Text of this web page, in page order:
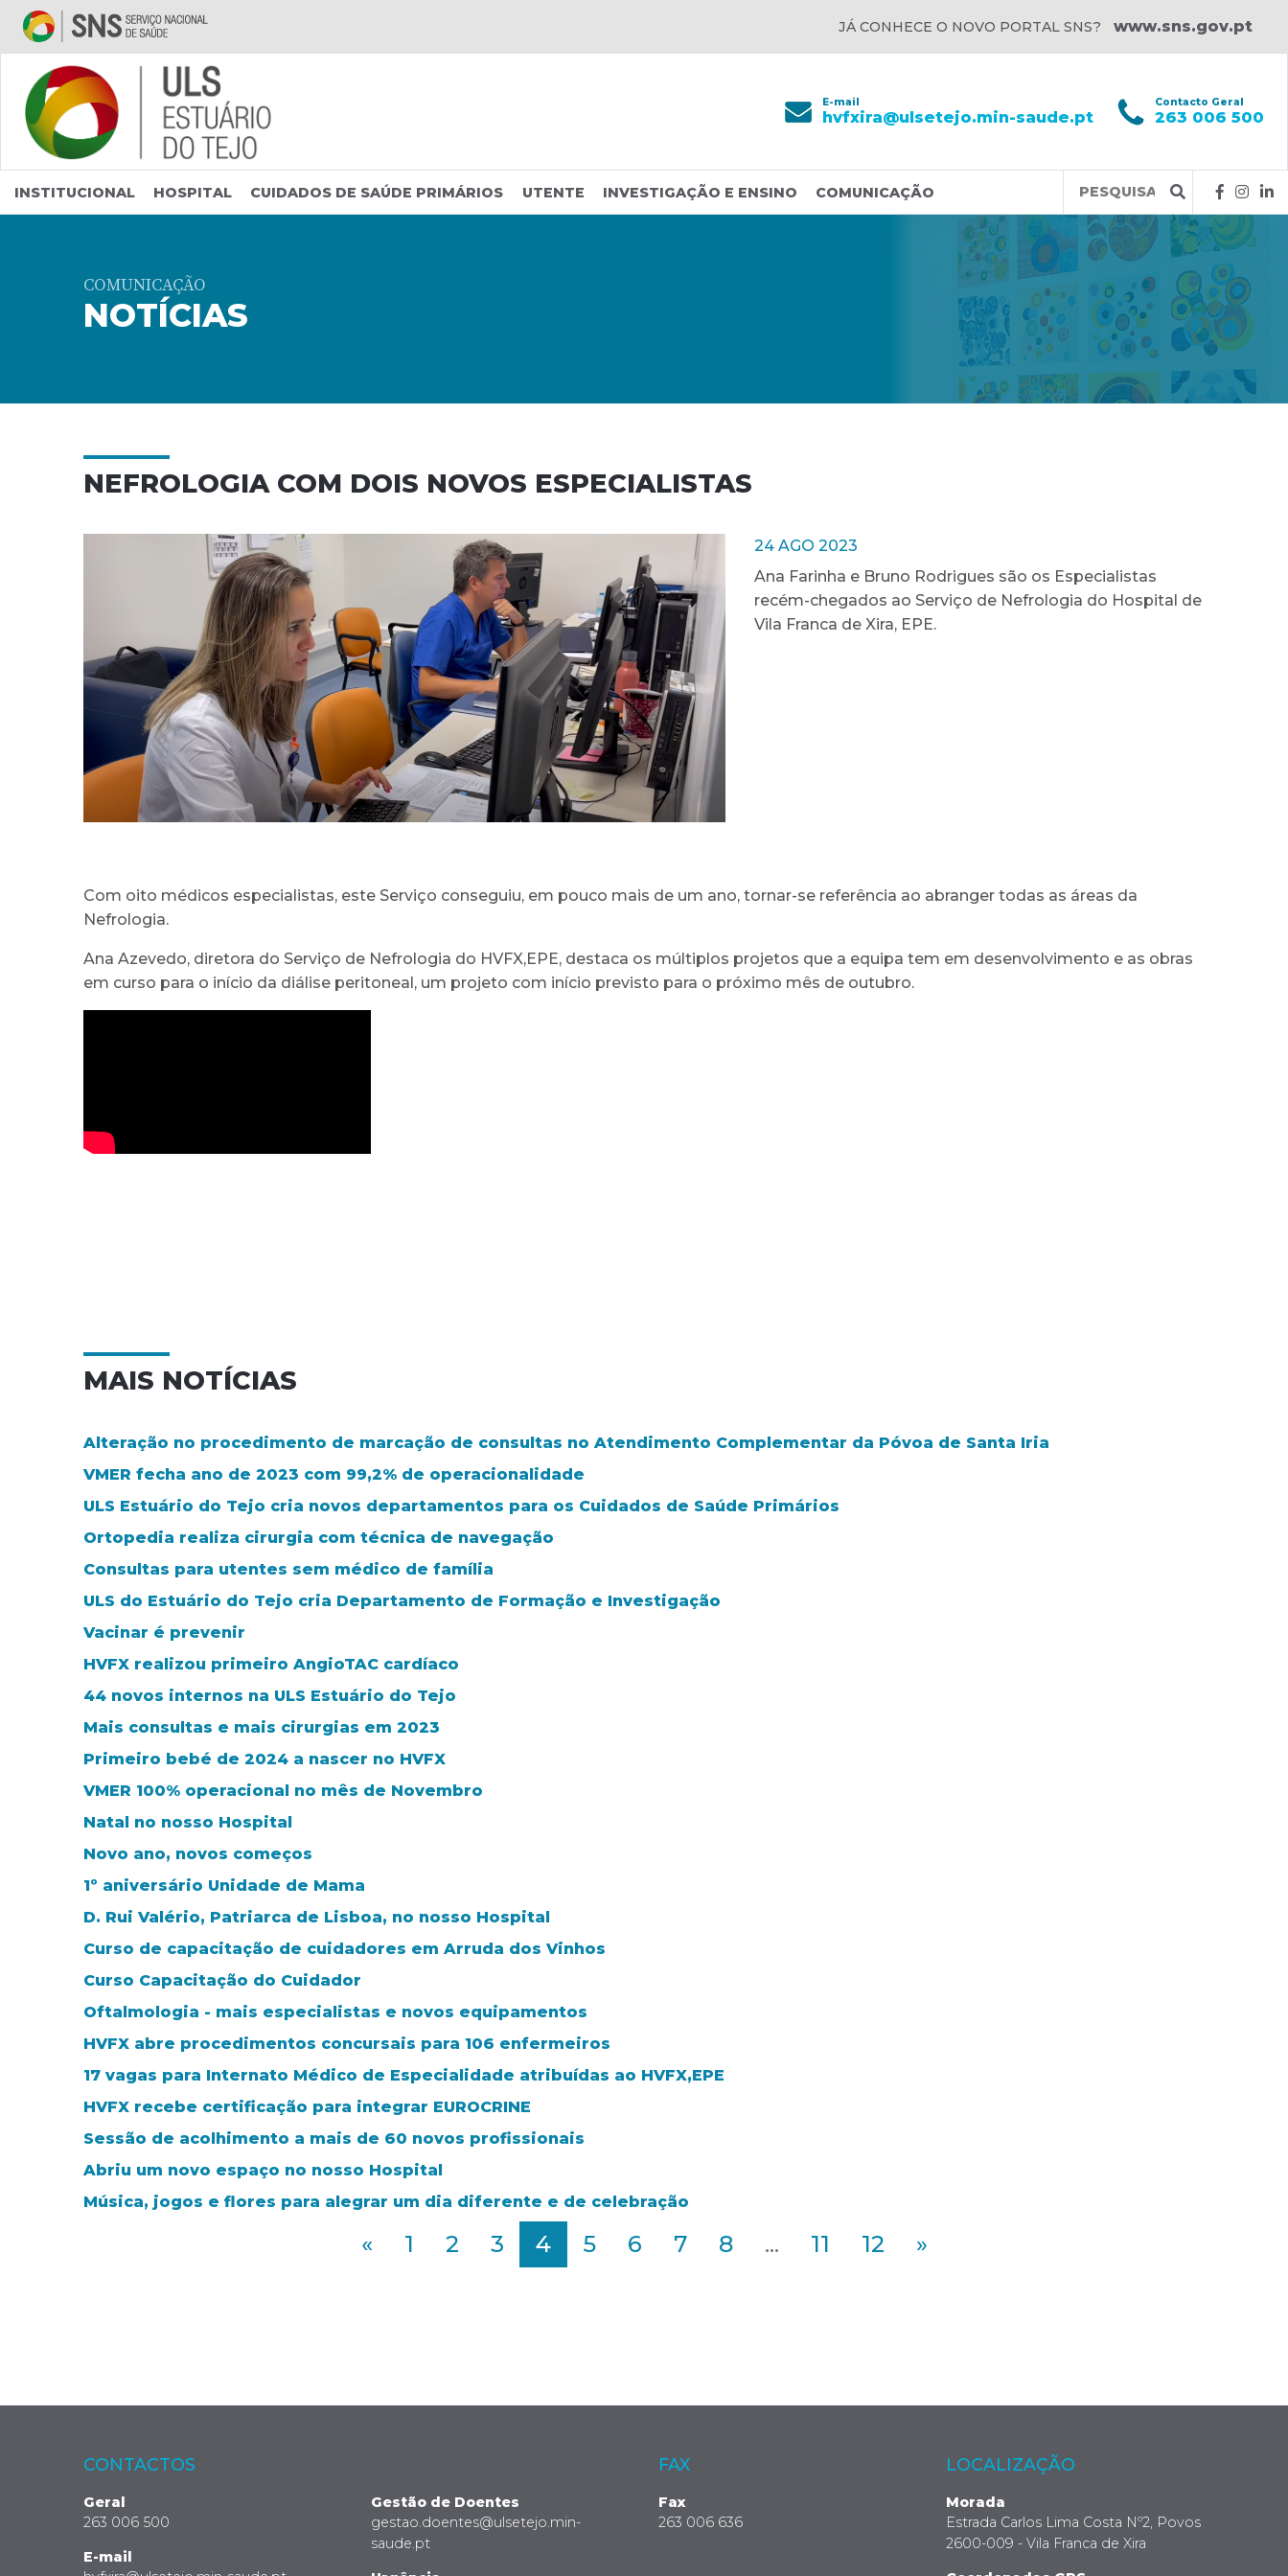
Saltar para conteúdo principal
JÁ CONHECE O NOVO PORTAL SNS? www.sns.gov.pt
E-mail
hvfxira@ulsetejo.min-saude.pt
Contacto Geral
263 006 500
INSTITUCIONAL HOSPITAL CUIDADOS DE SAÚDE PRIMÁRIOS UTENTE INVESTIGAÇÃO E ENSINO COMUNICAÇÃO
Query
COMUNICAÇÃO
NOTÍCIAS
NEFROLOGIA COM DOIS NOVOS ESPECIALISTAS
24 AGO 2023
Ana Farinha e Bruno Rodrigues são os Especialistas
recém-chegados ao Serviço de Nefrologia do Hospital de
Vila Franca de Xira, EPE.
Com oito médicos especialistas, este Serviço conseguiu, em pouco mais de um ano, tornar-se referência ao abranger todas as áreas da
Nefrologia.
Ana Azevedo, diretora do Serviço de Nefrologia do HVFX,EPE, destaca os múltiplos projetos que a equipa tem em desenvolvimento e as obras
em curso para o início da diálise peritoneal, um projeto com início previsto para o próximo mês de outubro.
MAIS NOTÍCIAS
Alteração no procedimento de marcação de consultas no Atendimento Complementar da Póvoa de Santa Iria
VMER fecha ano de 2023 com 99,2% de operacionalidade
ULS Estuário do Tejo cria novos departamentos para os Cuidados de Saúde Primários
Ortopedia realiza cirurgia com técnica de navegação
Consultas para utentes sem médico de família
ULS do Estuário do Tejo cria Departamento de Formação e Investigação
Vacinar é prevenir
HVFX realizou primeiro AngioTAC cardíaco
44 novos internos na ULS Estuário do Tejo
Mais consultas e mais cirurgias em 2023
Primeiro bebé de 2024 a nascer no HVFX
VMER 100% operacional no mês de Novembro
Natal no nosso Hospital
Novo ano, novos começos
1º aniversário Unidade de Mama
D. Rui Valério, Patriarca de Lisboa, no nosso Hospital
Curso de capacitação de cuidadores em Arruda dos Vinhos
Curso Capacitação do Cuidador
Oftalmologia - mais especialistas e novos equipamentos
HVFX abre procedimentos concursais para 106 enfermeiros
17 vagas para Internato Médico de Especialidade atribuídas ao HVFX,EPE
HVFX recebe certificação para integrar EUROCRINE
Sessão de acolhimento a mais de 60 novos profissionais
Abriu um novo espaço no nosso Hospital
Música, jogos e flores para alegrar um dia diferente e de celebração
« 1 2 3 4 5 6 7 8 ... 11 12 »
CONTACTOS
Geral
263 006 500
E-mail
Gestão de Doentes
gestao.doentes@ulsetejo.min-
saude.pt
FAX
Fax
263 006 636
LOCALIZAÇÃO
Morada
Estrada Carlos Lima Costa Nº2, Povos
2600-009 - Vila Franca de Xira